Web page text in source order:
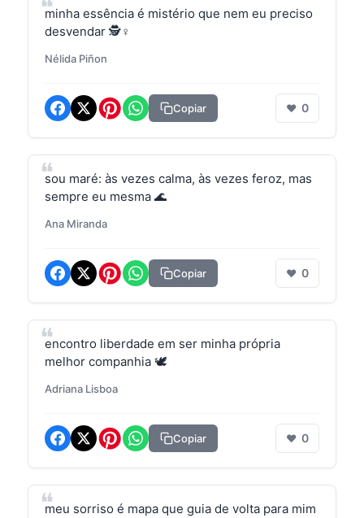
minha essência é mistério que nem eu preciso
desvendar 🕵️♀️
Nélida Piñon
Copiar ❤ 0
sou maré: às vezes calma, às vezes feroz, mas
sempre eu mesma 🌊
Ana Miranda
Copiar ❤ 0
encontro liberdade em ser minha própria
melhor companhia 🕊️
Adriana Lisboa
Copiar ❤ 0
meu sorriso é mapa que guia de volta para mim